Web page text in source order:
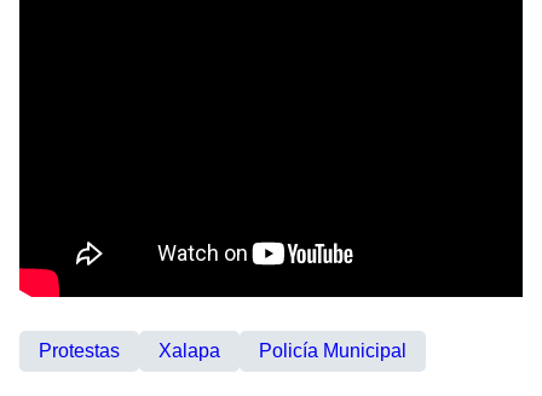
Protestas Xalapa Policía Municipal